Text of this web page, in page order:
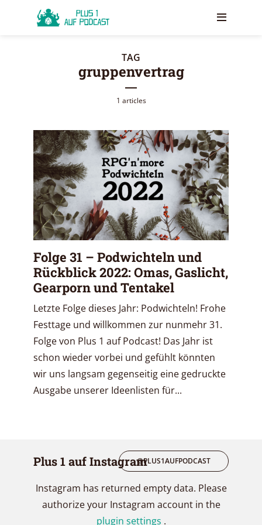
TAG
gruppenvertrag
1 articles
Folge 31 – Podwichteln und
Rückblick 2022: Omas, Gaslicht,
Gearporn und Tentakel
Letzte Folge dieses Jahr: Podwichteln! Frohe
Festtage und willkommen zur nunmehr 31.
Folge von Plus 1 auf Podcast! Das Jahr ist
schon wieder vorbei und gefühlt könnten
wir uns langsam gegenseitig eine gedruckte
Ausgabe unserer Ideenlisten für...
Plus 1 auf Instagram@PLUS1AUFPODCAST
Instagram has returned empty data. Please
authorize your Instagram account in the
plugin settings .